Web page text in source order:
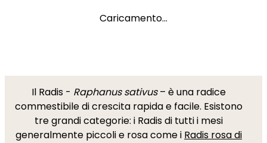
Caricamento...
Il Radis - Raphanus sativus– è una radice
commestibile di crescita rapida e facile. Esistono
tre grandi categorie: i Radis di tutti i mesi
generalmente piccoli e rosa come i Radis rosa di